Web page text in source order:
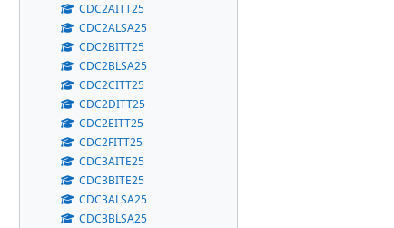
CDC2AITT25
CDC2ALSA25
CDC2BITT25
CDC2BLSA25
CDC2CITT25
CDC2DITT25
CDC2EITT25
CDC2FITT25
CDC3AITE25
CDC3BITE25
CDC3ALSA25
CDC3BLSA25